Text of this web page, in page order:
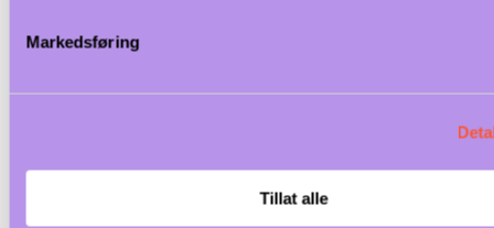
Markedsføring
Tillat alle